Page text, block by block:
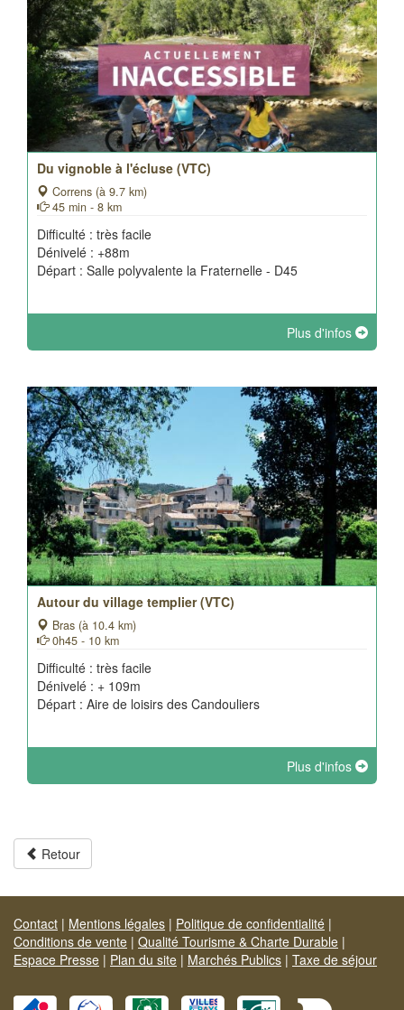
Du vignoble à l'écluse (VTC)
Correns (à 9.7 km)
45 min - 8 km
Difficulté : très facile
Dénivelé : +88m
Départ : Salle polyvalente la Fraternelle - D45
Plus d'infos
Autour du village templier (VTC)
Bras (à 10.4 km)
0h45 - 10 km
Difficulté : très facile
Dénivelé : + 109m
Départ : Aire de loisirs des Candouliers
Plus d'infos
Retour
Contact | Mentions légales | Politique de confidentialité |
Conditions de vente | Qualité Tourisme & Charte Durable |
Espace Presse | Plan du site | Marchés Publics | Taxe de séjour